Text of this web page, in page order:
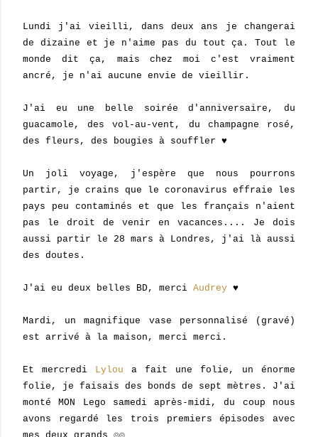
Lundi j'ai vieilli, dans deux ans je changerai
de dizaine et je n'aime pas du tout ça. Tout le
monde dit ça, mais chez moi c'est vraiment
ancré, je n'ai aucune envie de vieillir.
J'ai eu une belle soirée d'anniversaire, du
guacamole, des vol-au-vent, du champagne rosé,
des fleurs, des bougies à souffler ♥
Un joli voyage, j'espère que nous pourrons
partir, je crains que le coronavirus effraie les
pays peu contaminés et que les français n'aient
pas le droit de venir en vacances.... Je dois
aussi partir le 28 mars à Londres, j'ai là aussi
des doutes.
J'ai eu deux belles BD, merci Audrey ♥
Mardi, un magnifique vase personnalisé (gravé)
est arrivé à la maison, merci merci.
Et mercredi Lylou a fait une folie, un énorme
folie, je faisais des bonds de sept mètres. J'ai
monté MON Lego samedi après-midi, du coup nous
avons regardé les trois premiers épisodes avec